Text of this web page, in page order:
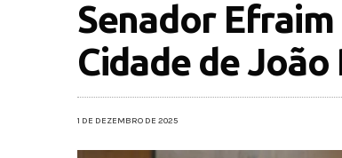
Senador
Cidade de João
1 DE DEZEMBRO DE 2025